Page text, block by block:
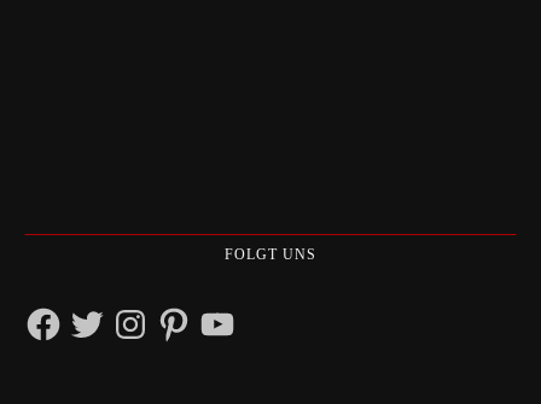
FOLGT UNS
FacebookTwitterInstagramPinterestYouTube